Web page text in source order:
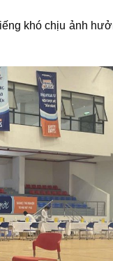
khó chịu ảnh